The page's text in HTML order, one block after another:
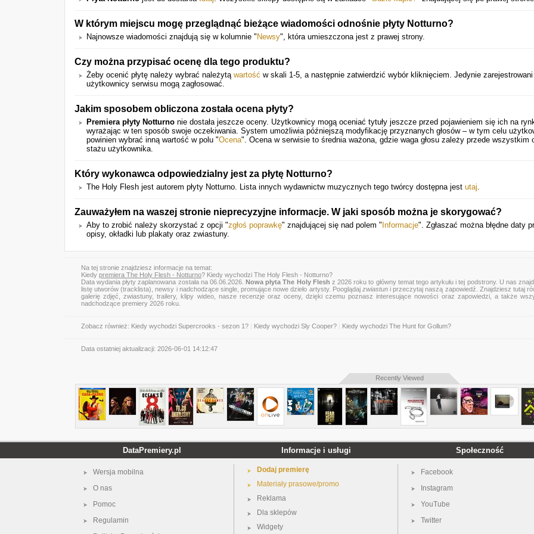
W którym miejscu mogę przeglądnąć bieżące wiadomości odnośnie płyty Notturno?
Najnowsze wiadomości znajdują się w kolumnie " Newsy", która umieszczona jest z prawej strony.
Czy można przypisać ocenę dla tego produktu?
Żeby ocenić płytę należy wybrać należytą wartość w skali 1-5, a następnie zatwierdzić wybór kliknięciem. Jedynie zarejestrowani
użytkownicy serwisu mogą zagłosować.
Jakim sposobem obliczona została ocena płyty?
Premiera płyty Notturno nie dostała jeszcze oceny. Użytkownicy mogą oceniać tytuły jeszcze przed pojawieniem się ich na
wyrażając w ten sposób swoje oczekiwania. System umożliwia późniejszą modyfikację przyznanych głosów – w tym celu
powinien wybrać inną wartość w polu "Ocena". Ocena w serwisie to średnia ważona, gdzie waga głosu zależy przede wszystkim
stażu użytkownika.
Który wykonawca odpowiedzialny jest za płytę Notturno?
The Holy Flesh jest autorem płyty Notturno. Lista innych wydawnictw muzycznych tego twórcy dostępna jest utaj.
Zauważyłem na waszej stronie nieprecyzyjne informacje. W jaki sposób można je skorygować?
Aby to zrobić należy skorzystać z opcji "zgłoś poprawkę" znajdującej się nad polem " Informacje". Zgłaszać można błędne daty
opisy, okładki lub plakaty oraz zwiastuny.
Na tej stronie znajdziesz informacje na temat:
Kiedy premiera The Holy Flesh - Notturno? Kiedy wychodzi The Holy Flesh - Notturno?
Data wydania płyty zaplanowana została na 06.06.2026.Nowa płyta The Holy Flesh z 2026 roku to główny temat tego artykułu i tej podstrony. U nas
listę utworów (tracklista), newsy i nadchodzące single, promujące nowe dzieło artysty. Pooglądaj zwiastuni przeczytaj naszą zapowiedź. Znajdziesz tutaj
galerię zdjęć, zwiastuny, trailery, klipy wideo, nasze recenzje oraz oceny, dzięki czemu poznasz interesujące nowości oraz zapowiedzi, a także
nadchodzące premiery 2026 roku.
Zobacz również: Kiedy wychodzi Supercrooks - sezon 1? Kiedy wychodzi Sly Cooper? Kiedy wychodzi The Hunt for Gollum?
Data ostatniej aktualizacji: 2026-06-01 14:12:47
Recently Viewed
DataPremiery.pl
Wersja mobilna
O nas
Pomoc
Regulamin
Informacje i usługi
Dodaj premierę
Materiały prasowe/promo
Reklama
Dla sklepów
Widgety
Społeczność
Facebook
Instagram
YouTube
Twitter